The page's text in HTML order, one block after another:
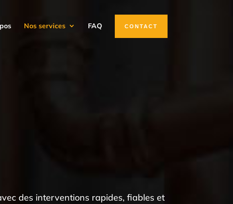
Nos services FAQ CONTACT
des interventions rapides, fiables et